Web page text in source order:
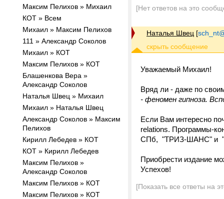
Максим Пелихов » Михаил
КОТ » Всем
Михаил » Максим Пелихов
111 » Александр Соколов
Михаил » КОТ
Максим Пелихов » КОТ
Блашенкова Вера »
Александр Соколов
Наталья Швец » Михаил
Михаил » Наталья Швец
Александр Соколов » Максим
Пелихов
Кирилл Лебедев » КОТ
КОТ » Кирилл Лебедев
Максим Пелихов »
Александр Соколов
Максим Пелихов » КОТ
Максим Пелихов » КОТ
[Нет ответов на это
Наталья Швец [
Уважаемый Михаил!
Вряд ли - даже по
- феномен гипноза.
Если Вам интересно
relations. Программы-
СПб, "ТРИЗ-ШАНС" и
Приобрести издание
Успехов!
[Показать все ответы на